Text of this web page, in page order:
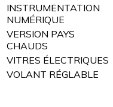
INSTRUMENTATION
NUMÉRIQUE
VERSION PAYS
CHAUDS
VITRES ÉLECTRIQUES
VOLANT RÉGLABLE